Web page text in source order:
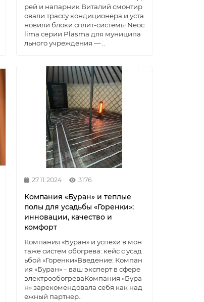
рей и напарник Виталий смонтир
овали трассу кондиционера и уста
новили блоки сплит-системы Neoc
lima серии Plasma для муниципа
льного учреждения — ..
27.11.2024 3176
Компания «Буран» и теплые
полы для усадьбы «Горенки»:
инновации, качество и
комфорт
Компания «Буран» и успехи в мон
таже систем обогрева: кейс с усад
ьбой «Горенки»Введение: Компан
ия «Буран» – ваш эксперт в сфере
электрообогреваКомпания «Бура
н» зарекомендовала себя как над
ежный партнер..